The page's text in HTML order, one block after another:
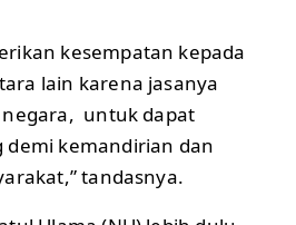
kesempatan kepada
lain karena jasanya
negara, untuk dapat
kemandirian dan
tandasnya.